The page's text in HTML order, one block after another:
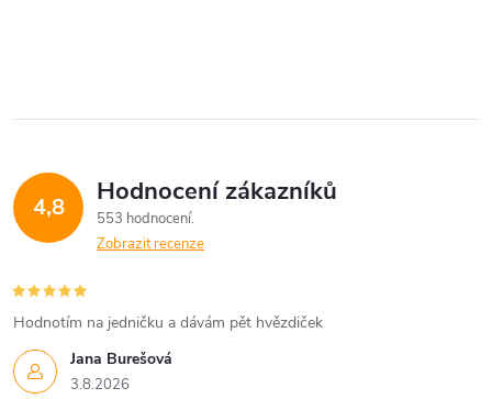
4,8 Hodnocení zákazníků
553 hodnocení
Zobrazit recenze
Jana Burešová
3.8.2026
Hodnotím na jedničku a dávám pět hvězdiček